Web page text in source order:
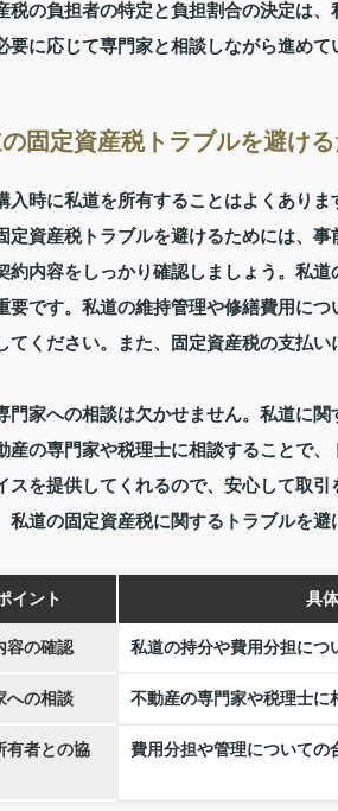
税の負担者の特定と負担割合の決定は
要に応じて専門家と相談しながら進めて
固定資産税トラブルを避け
入時に私道を所有することはよくあり
定資産税トラブルを避けるためには、
約内容をしっかり確認しましょう。私
要です。私道の維持管理や修繕費用に
てください。また、固定資産税の支払
門家への相談は欠かせません。私道に
産の専門家や税理士に相談することで
スを提供してくれるので、安心して取引
私道の固定資産税に関するトラブルを
イント 具
容の確認 私道の持分や費用分担につ
への相談 不動産の専門家や税理士に
有者との協
費用分担や管理についての